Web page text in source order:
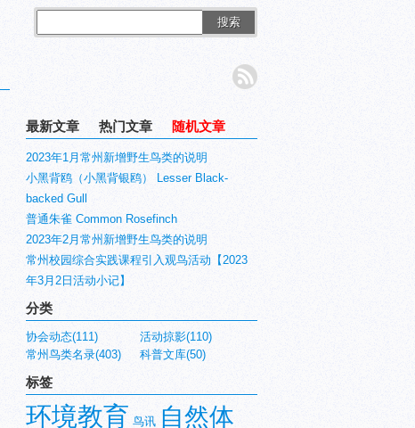
搜索
最新文章 热门文章 随机文章
2023年1月常州新增野生鸟类的说明
小黑背鸥（小黑背银鸥） Lesser Black-
backed Gull
普通朱雀 Common Rosefinch
2023年2月常州新增野生鸟类的说明
常州校园综合实践课程引入观鸟活动【2023
年3月2日活动小记】
分类
协会动态(111)
活动掠影(110)
常州鸟类名录(403)
科普文库(50)
标签
环境教育 鸟讯 自然体